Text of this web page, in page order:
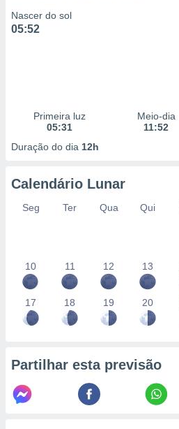
Nascer do sol
05:52
Primeira luz
05:31
Meio-dia
11:52
Duração do dia 12h
Calendário Lunar
Seg Ter Qua Qui
10 11 12 13
17 18 19 20
Partilhar esta previsão